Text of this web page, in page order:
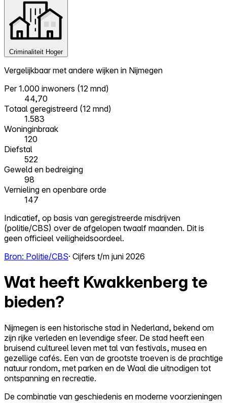
Criminaliteit Hoger
Vergelijkbaar met andere wijken in Nijmegen
Per 1.000 inwoners (12 mnd)
44,70
Totaal geregistreerd (12 mnd)
1.583
Woninginbraak
120
Diefstal
522
Geweld en bedreiging
98
Vernieling en openbare orde
147
Indicatief, op basis van geregistreerde misdrijven
(politie/CBS) over de afgelopen twaalf maanden. Dit is
geen officieel veiligheidsoordeel.
Bron: Politie/CBS· Cijfers t/m juni 2026
Wat heeft Kwakkenberg te
bieden?
Nijmegen is een historische stad in Nederland, bekend om
zijn rijke verleden en levendige sfeer. De stad heeft een
bruisend cultureel leven met tal van festivals, musea en
gezellige cafés. Een van de grootste troeven is de prachtige
natuur rondom, met parken en de Waal die uitnodigen tot
ontspanning en recreatie.
De combinatie van geschiedenis en moderne voorzieningen